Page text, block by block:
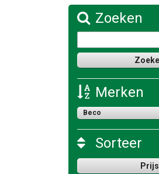
Zoeken
Merken
Beco
Sorteer
Prijs